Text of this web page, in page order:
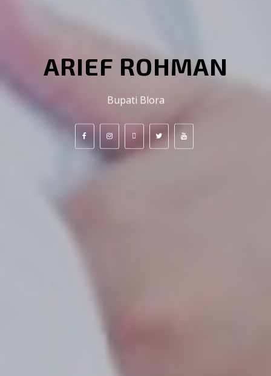
ARIEF ROHMAN
Bupati Blora